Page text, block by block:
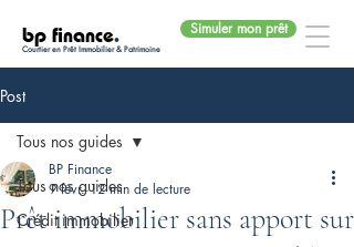
bp finance.
Courtier en Prêt Immobilier & Patrimoine
Simuler mon prêt
Post
Tous nos guides
Crédit immobilier
Tous nos guides
Prêt immobilier sans apport sur
BP Finance
9 févr. 12 min de lecture